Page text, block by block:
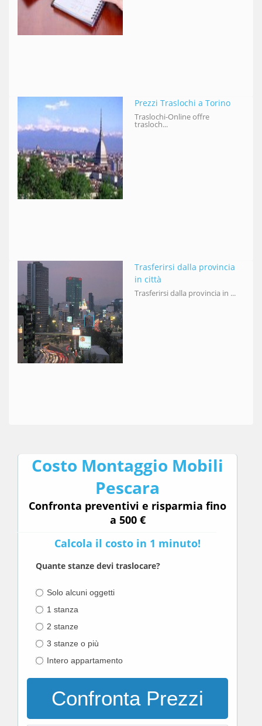
Prezzi Traslochi a Torino
Traslochi-Online offre
trasloch...
Trasferirsi dalla provincia
in città
Trasferirsi dalla provincia in ...
Costo Montaggio Mobili
Pescara
Confronta preventivi e risparmia fino
a 500 €
Calcola il costo in 1 minuto!
Quante stanze devi traslocare?
Solo alcuni oggetti
1 stanza
2 stanze
3 stanze o più
Intero appartamento
Confronta Prezzi